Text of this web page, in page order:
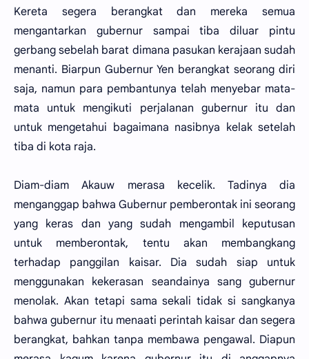
Kereta segera berangkat dan mereka semua
mengantarkan gubernur sampai tiba diluar pintu
gerbang sebelah barat dimana pasukan kerajaan sudah
menanti. Biarpun Gubernur Yen berangkat seorang diri
saja, namun para pembantunya telah menyebar mata-
mata untuk mengikuti perjalanan gubernur itu dan
untuk mengetahui bagaimana nasibnya kelak setelah
tiba di kota raja.
Diam-diam Akauw merasa kecelik. Tadinya dia
menganggap bahwa Gubernur pemberontak ini seorang
yang keras dan yang sudah mengambil keputusan
untuk memberontak, tentu akan membangkang
terhadap panggilan kaisar. Dia sudah siap untuk
menggunakan kekerasan seandainya sang gubernur
menolak. Akan tetapi sama sekali tidak si sangkanya
bahwa gubernur itu menaati perintah kaisar dan segera
berangkat, bahkan tanpa membawa pengawal. Diapun